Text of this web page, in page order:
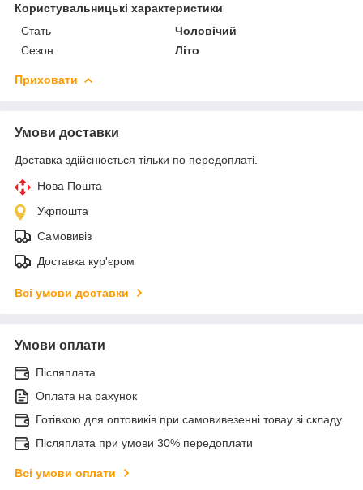
Користувальницькі характеристики
Стать
Чоловічий
Сезон
Літо
Приховати
Умови доставки
Доставка здійснюється тільки по передоплаті.
Нова Пошта
Укрпошта
Самовивіз
Доставка кур'єром
Всі умови доставки
Умови оплати
Післяплата
Оплата на рахунок
Готівкою для оптовиків при самовивезенні товау зі складу.
Післяплата при умови 30% передоплати
Всі умови оплати